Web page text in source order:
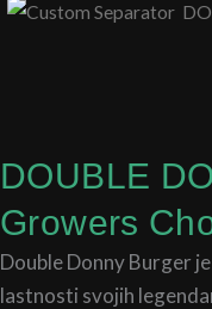
DOUBLE
Growers
Double Donny Burger
lastnosti svojih